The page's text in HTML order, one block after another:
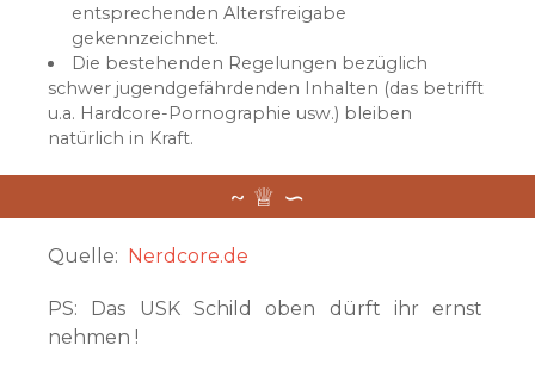
entsprechenden Altersfreigabe
gekennzeichnet.
Die bestehenden Regelungen bezüglich
schwer jugendgefährdenden Inhalten (das betrifft
u.a. Hardcore-Pornographie usw.) bleiben
natürlich in Kraft.
Quelle: Nerdcore.de
PS: Das USK Schild oben dürft ihr ernst
nehmen !